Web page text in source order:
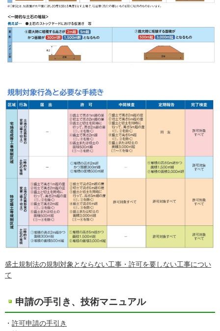
盛土規制法の規制対象とならない工事・許可を要しない工事につい
て
申請の手引き、技術マニュアル
・ 許可申請の手引き